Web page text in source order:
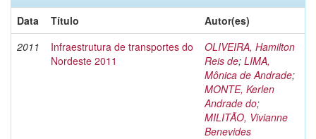
Data
Título
Autor(es)
2011
Infraestrutura de transportes do
Nordeste 2011
OLIVEIRA, Hamilton
Reis de; LIMA,
Mônica de Andrade;
MONTE, Kerlen
Andrade do;
MILITÃO, Vivianne
Benevides